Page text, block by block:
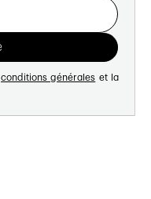
conditions générales et la